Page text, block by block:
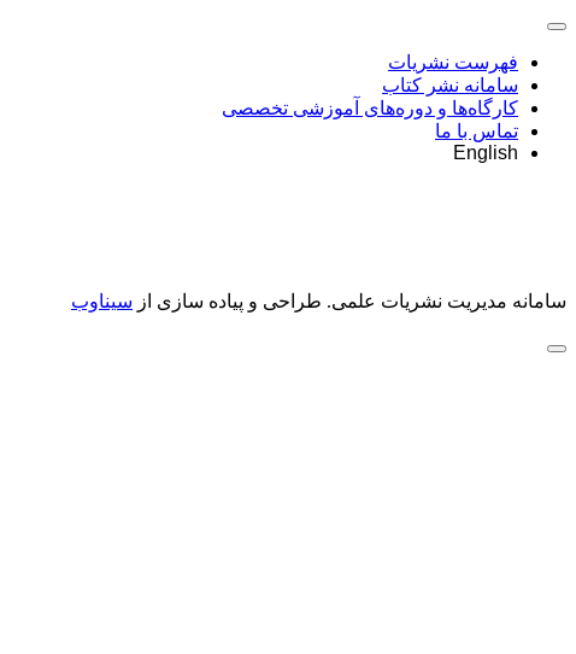
فهرست نشریات
سامانه نشر کتاب
کارگاه‌ها و دوره‌های آموزشی تخصصی
تماس با ما
English
سامانه مدیریت نشریات علمی. طراحی و پیاده سازی از سیناوب